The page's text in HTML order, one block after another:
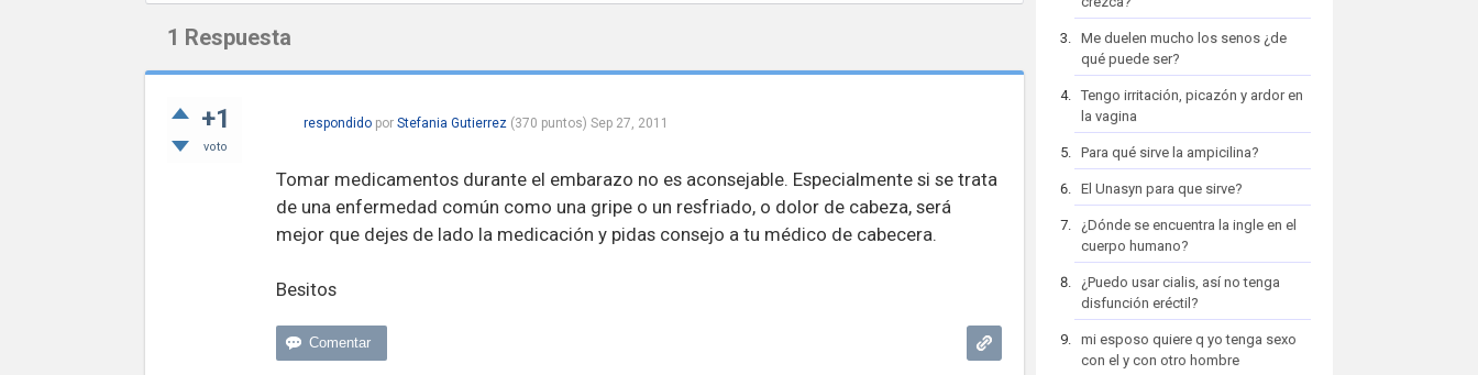
1 Respuesta
+1
voto
respondido por Stefania Gutierrez (370 puntos) Sep 27, 2011
Tomar medicamentos durante el embarazo no es aconsejable. Especialmente si se trata
de una enfermedad común como una gripe o un resfriado, o dolor de cabeza, será
mejor que dejes de lado la medicación y pidas consejo a tu médico de cabecera.
Besitos
Me duelen mucho los senos ¿de
qué puede ser?
Tengo irritación, picazón y ardor en
la vagina
Para qué sirve la ampicilina?
El Unasyn para que sirve?
¿Dónde se encuentra la ingle en el
cuerpo humano?
¿Puedo usar cialis, así no tenga
disfunción eréctil?
mi esposo quiere q yo tenga sexo
con el y con otro hombre